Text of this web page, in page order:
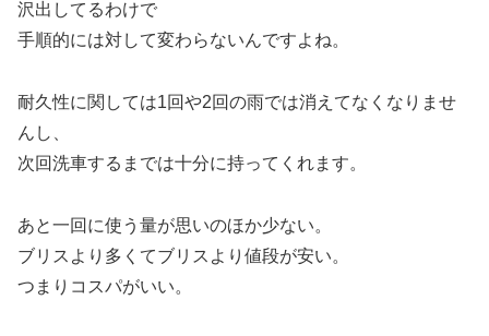
沢出してるわけで
手順的には対して変わらないんですよね。
耐久性に関しては1回や2回の雨では消えてなくなりませ
んし、
次回洗車するまでは十分に持ってくれます。
あと一回に使う量が思いのほか少ない。
ブリスより多くてブリスより値段が安い。
つまりコスパがいい。